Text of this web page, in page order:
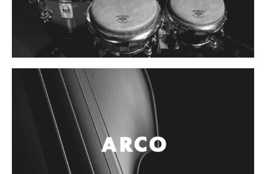
Instalaciones y publicidad
Controladores
Tornamesa
Mezcladora